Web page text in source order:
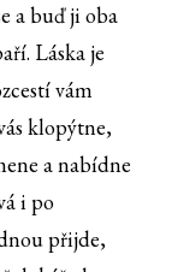
a buď ji oba
Láska je
vám
klopýtne,
a nabídne
i po
přijde,